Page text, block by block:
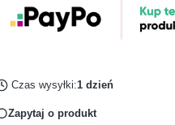
Czas wysyłki:1 dzień
Zapytaj o produkt